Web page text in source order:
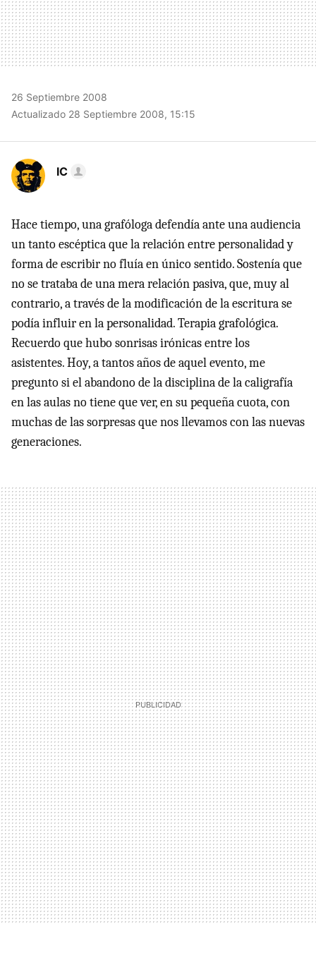
26 Septiembre 2008
Actualizado 28 Septiembre 2008, 15:15
IC
Hace tiempo, una grafóloga defendía ante una audiencia
un tanto escéptica que la relación entre personalidad y
forma de escribir no fluía en único sentido. Sostenía que
no se trataba de una mera relación pasiva, que, muy al
contrario, a través de la modificación de la escritura se
podía influir en la personalidad. Terapia grafológica.
Recuerdo que hubo sonrisas irónicas entre los
asistentes. Hoy, a tantos años de aquel evento, me
pregunto si el abandono de la disciplina de la caligrafía
en las aulas no tiene que ver, en su pequeña cuota, con
muchas de las sorpresas que nos llevamos con las nuevas
generaciones.